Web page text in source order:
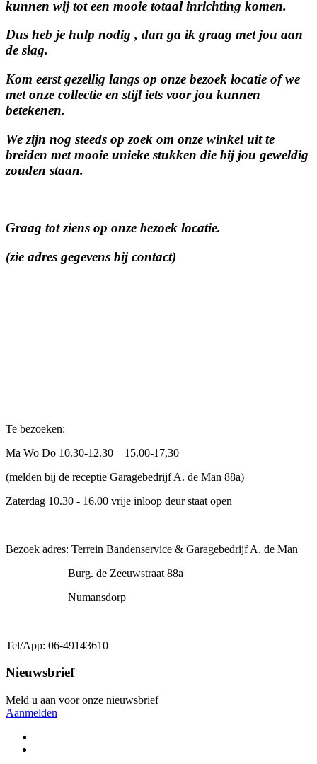
kunnen wij tot een mooie totaal inrichting komen.
Dus heb je hulp nodig , dan ga ik graag met jou aan
de slag.
Kom eerst gezellig langs op onze bezoek locatie of we
met onze collectie en stijl iets voor jou kunnen
betekenen.
We zijn nog steeds op zoek om onze winkel uit te
breiden met mooie unieke stukken die bij jou geweldig
zouden staan.
Graag tot ziens op onze bezoek locatie.
(zie adres gegevens bij contact)
Te bezoeken:
Ma Wo Do 10.30-12.30 15.00-17,30
(melden bij de receptie Garagebedrijf A. de Man 88a)
Zaterdag 10.30 - 16.00 vrije inloop deur staat open
Bezoek adres: Terrein Bandenservice & Garagebedrijf A. de Man
Burg. de Zeeuwstraat 88a
Numansdorp
Tel/App: 06-49143610
Nieuwsbrief
Meld u aan voor onze nieuwsbrief
Aanmelden